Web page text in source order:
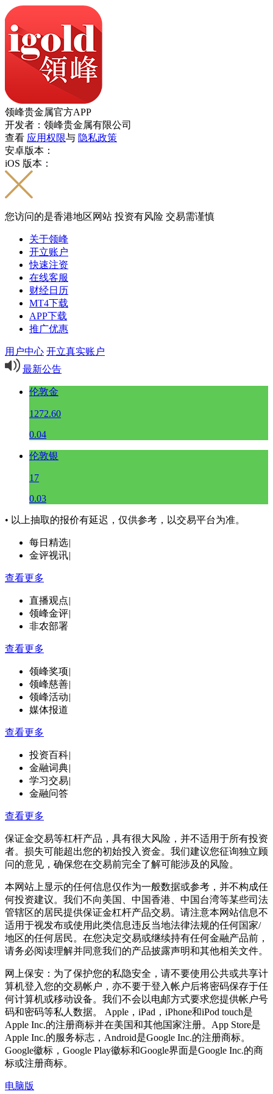
领峰贵金属官方APP
开发者：领峰贵金属有限公司
查看 应用权限与 隐私政策
安卓版本：
iOS 版本：
您访问的是香港地区网站 投资有风险 交易需谨慎
关于领峰
开立账户
快速注资
在线客服
财经日历
MT4下载
APP下载
推广优惠
用户中心 开立真实账户
最新公告
伦敦金
1272.60
0.04
伦敦银
17
0.03
• 以上抽取的报价有延迟，仅供参考，以交易平台为准。
每日精选|
金评视讯|
查看更多
直播观点|
领峰金评|
非农部署
查看更多
领峰奖项|
领峰慈善|
领峰活动|
媒体报道
查看更多
投资百科|
金融词典|
学习交易|
金融问答
查看更多
保证金交易等杠杆产品，具有很大风险，并不适用于所有投资
者。损失可能超出您的初始投入资金。我们建议您征询独立顾
问的意见，确保您在交易前完全了解可能涉及的风险。
本网站上显示的任何信息仅作为一般数据或参考，并不构成任
何投资建议。我们不向美国、中国香港、中国台湾等某些司法
管辖区的居民提供保证金杠杆产品交易。请注意本网站信息不
适用于视发布或使用此类信息违反当地法律法规的任何国家/
地区的任何居民。在您决定交易或继续持有任何金融产品前，
请务必阅读理解并同意我们的产品披露声明和其他相关文件。
网上保安：为了保护您的私隐安全，请不要使用公共或共享计
算机登入您的交易帐户，亦不要于登入帐户后将密码保存于任
何计算机或移动设备。我们不会以电邮方式要求您提供帐户号
码和密码等私人数据。 Apple，iPad，iPhone和iPod touch是
Apple Inc.的注册商标并在美国和其他国家注册。App Store是
Apple Inc.的服务标志，Android是Google Inc.的注册商标。
Google徽标，Google Play徽标和Google界面是Google Inc.的商
标或注册商标。
电脑版